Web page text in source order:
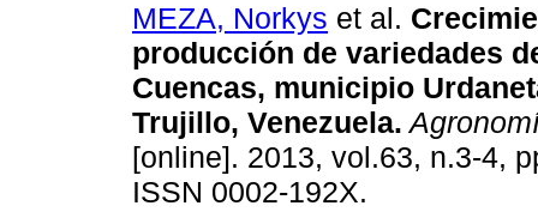
MEZA, Norkys et al.
producción de variedades
Cuencas, municipio
Trujillo, Venezuela.
[online]. 2013, vol.63, n.3-4,
ISSN 0002-192X.